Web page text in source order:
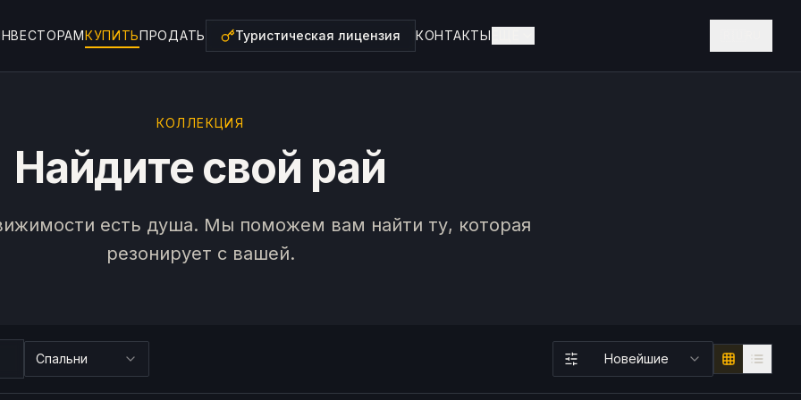
КУПИТЬПРОДАТЬ Туристическая лицензия КОНТАКТЫ
КОЛЛЕКЦИЯ
Найдите свой рай
есть душа. Мы поможем вам найти ту, которая
резонирует с вашей.
Спальни Новейшие